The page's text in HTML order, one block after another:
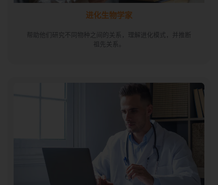
进化生物学家
帮助他们研究不同物种之间的关系，理解进化模式，并推断
祖先关系。